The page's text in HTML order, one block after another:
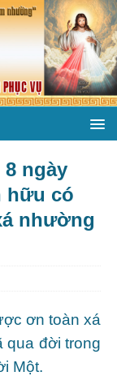
ngày
hữu có
nhường
ơn toàn xá
qua đời trong
Một.